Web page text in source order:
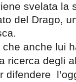
svelata la
del Drago,
anche lui
ricerca degli
difendere